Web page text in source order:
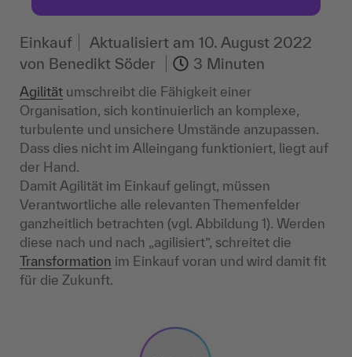
Einkauf Aktualisiert am 10. August 2022
von Benedikt Söder 3 Minuten
Agilität umschreibt die Fähigkeit einer
Organisation, sich kontinuierlich an komplexe,
turbulente und unsichere Umstände anzupassen.
Dass dies nicht im Alleingang funktioniert, liegt auf
der Hand.
Damit Agilität im Einkauf gelingt, müssen
Verantwortliche alle relevanten Themenfelder
ganzheitlich betrachten (vgl. Abbildung 1). Werden
diese nach und nach „agilisiert”, schreitet die
Transformation im Einkauf voran und wird damit fit
für die Zukunft.